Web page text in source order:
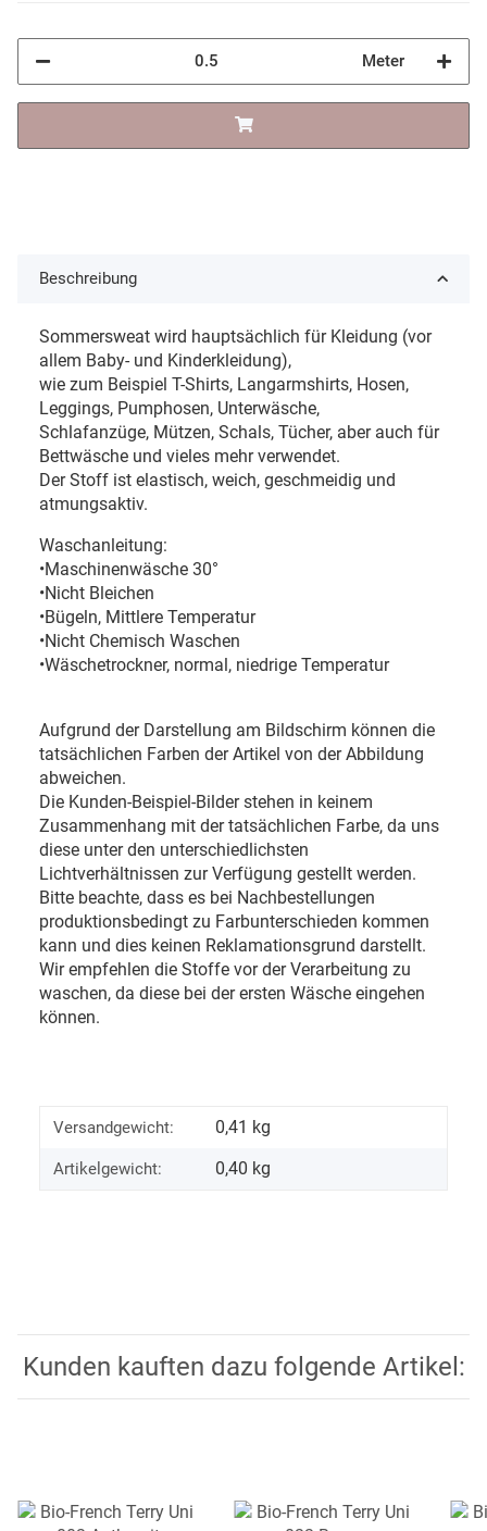
Meter
Beschreibung
Sommersweat wird hauptsächlich für Kleidung (vor
allem Baby- und Kinderkleidung),
wie zum Beispiel T-Shirts, Langarmshirts, Hosen,
Leggings, Pumphosen, Unterwäsche,
Schlafanzüge, Mützen, Schals, Tücher, aber auch für
Bettwäsche und vieles mehr verwendet.
Der Stoff ist elastisch, weich, geschmeidig und
atmungsaktiv.
Waschanleitung:
•Maschinenwäsche 30°
•Nicht Bleichen
•Bügeln, Mittlere Temperatur
•Nicht Chemisch Waschen
•Wäschetrockner, normal, niedrige Temperatur
Aufgrund der Darstellung am Bildschirm können die
tatsächlichen Farben der Artikel von der Abbildung
abweichen.
Die Kunden-Beispiel-Bilder stehen in keinem
Zusammenhang mit der tatsächlichen Farbe, da uns
diese unter den unterschiedlichsten
Lichtverhältnissen zur Verfügung gestellt werden.
Bitte beachte, dass es bei Nachbestellungen
produktionsbedingt zu Farbunterschieden kommen
kann und dies keinen Reklamationsgrund darstellt.
Wir empfehlen die Stoffe vor der Verarbeitung zu
waschen, da diese bei der ersten Wäsche eingehen
können.
Versandgewicht: 0,41 kg
Artikelgewicht: 0,40 kg
Kunden kauften dazu folgende Artikel: